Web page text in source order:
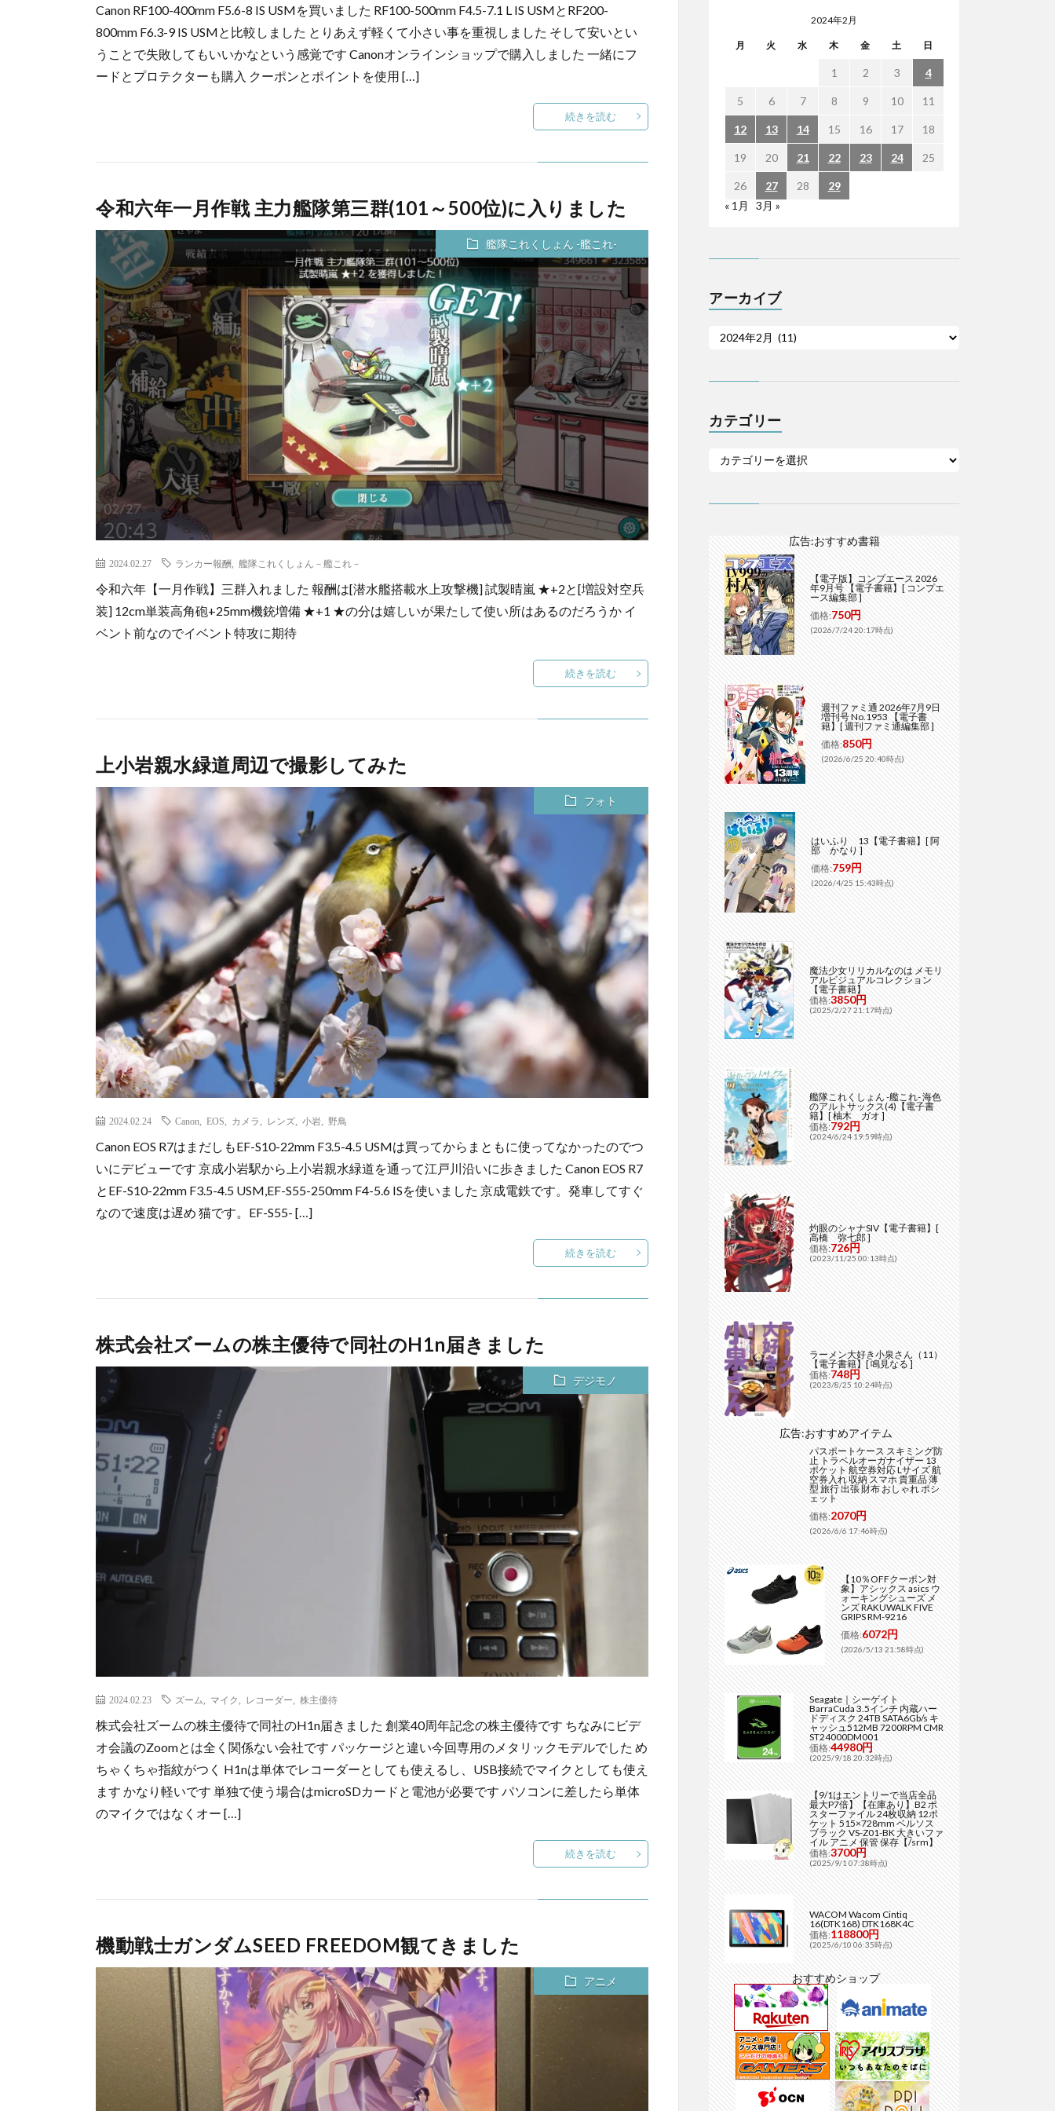
Canon RF100-400mm F5.6-8 IS USMを買いました RF100-500mm F4.5-7.1 L IS USMとRF200-
800mm F6.3-9 IS USMと比較しました とりあえず軽くて小さい事を重視しました そして安いとい
うことで失敗してもいいかなという感覚です Canonオンラインショップで購入しました 一緒にフ
ードとプロテクターも購入 クーポンとポイントを使用 […]
続きを読む
令和六年一月作戦 主力艦隊第三群(101～500位)に入りました
艦隊これくしょん -艦これ-
2024.02.27 ランカー報酬 艦隊これくしょん－艦これ－
令和六年【一月作戦】三群入れました 報酬は[潜水艦搭載水上攻撃機] 試製晴嵐 ★+2と[増設対空兵
装] 12cm単装高角砲+25mm機銃増備 ★+1 ★の分は嬉しいが果たして使い所はあるのだろうか イ
ベント前なのでイベント特攻に期待
続きを読む
上小岩親水緑道周辺で撮影してみた
フォト
2024.02.24 Canon EOS カメラ レンズ 小岩 野鳥
Canon EOS R7はまだしもEF-S10-22mm F3.5-4.5 USMは買ってからまともに使ってなかったのでつ
いにデビューです 京成小岩駅から上小岩親水緑道を通って江戸川沿いに歩きました Canon EOS R7
とEF-S10-22mm F3.5-4.5 USM,EF-S55-250mm F4-5.6 ISを使いました 京成電鉄です。発車してすぐ
なので速度は遅め 猫です。EF-S55- […]
続きを読む
株式会社ズームの株主優待で同社のH1n届きました
デジモノ
2024.02.23 ズーム マイク レコーダー 株主優待
株式会社ズームの株主優待で同社のH1n届きました 創業40周年記念の株主優待です ちなみにビデ
オ会議のZoomとは全く関係ない会社です パッケージと違い今回専用のメタリックモデルでした め
ちゃくちゃ指紋がつく H1nは単体でレコーダーとしても使えるし、USB接続でマイクとしても使え
ます かなり軽いです 単独で使う場合はmicroSDカードと電池が必要です パソコンに差したら単体
のマイクではなくオー […]
続きを読む
機動戦士ガンダムSEED FREEDOM観てきました
アニメ
2024年2月
月 火 水 木 金 土 日
1 2 3 4
5 6 7 8 9 10 11
12 13 14 15 16 17 18
19 20 21 22 23 24 25
26 27 28
29
« 1月
3月 »
アーカイブ
カテゴリー
広告:おすすめ書籍
【電子版】コンプエース 2026
年9月号 【電子書籍】[ コンプエ
ース編集部 ]
価格:750円
(2026/7/24 20:17時点)
週刊ファミ通 2026年7月9日
増刊号 No.1953 【電子書
籍】[ 週刊ファミ通編集部 ]
価格:850円
(2026/6/25 20:40時点)
はいふり 13【電子書籍】[ 阿
部 かなり ]
価格:759円
(2026/4/25 15:43時点)
魔法少女リリカルなのは メモリ
アルビジュアルコレクション
【電子書籍】
価格:3850円
(2025/2/27 21:17時点)
艦隊これくしょん -艦これ- 海色
のアルトサックス(4)【電子書
籍】[ 柚木 ガオ ]
価格:792円
(2024/6/24 19:59時点)
灼眼のシャナSIV【電子書籍】[
高橋 弥七郎 ]
価格:726円
(2023/11/25 00:13時点)
ラーメン大好き小泉さん（11）
【電子書籍】[ 鳴見なる ]
価格:748円
(2023/8/25 10:24時点)
広告:おすすめアイテム
パスポートケース スキミング防
止 トラベルオーガナイザー 13
ポケット 航空券対応 Lサイズ 航
空券入れ 収納 スマホ 貴重品 薄
型 旅行 出張 財布 おしゃれ ポシ
ェット
価格:2070円
(2026/6/6 17:46時点)
【10％OFFクーポン対
象】アシックス asics ウ
ォーキングシューズ メ
ンズ RAKUWALK FIVE
GRIPS RM-9216
価格:6072円
(2026/5/13 21:58時点)
Seagate｜シーゲイト
BarraCuda 3.5インチ 内蔵ハー
ドディスク 24TB SATA6Gb/s キ
ャッシュ512MB 7200RPM CMR
ST24000DM001
価格:44980円
(2025/9/18 20:32時点)
【9/1はエントリーで当店全品
最大P7倍】【在庫あり】B2 ポ
スターファイル 24枚収納 12ポ
ケット 515×728mm ベルソス
ブラック VS-Z01-BK 大きいファ
イル アニメ 保管 保存【/srm】
価格:3700円
(2025/9/1 07:38時点)
WACOM Wacom Cintiq
16(DTK168) DTK168K4C
価格:118800円
(2025/6/10 06:35時点)
おすすめショップ